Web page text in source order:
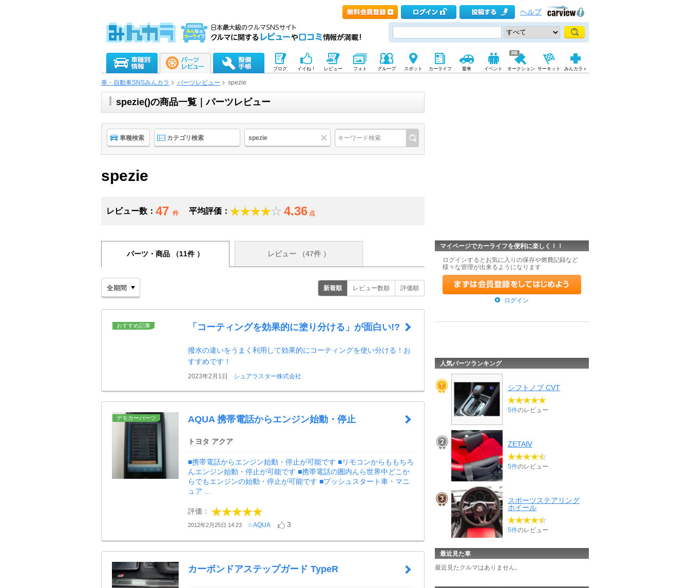
ヘルプ
ブログ イイね！ レビュー フォト グループ スポット カーライフ 愛車 イベント オークション サーキット みんカラ＋
車・自動車SNSみんカラ パーツレビュー spezie
spezie()の商品一覧｜パーツレビュー
車種検索 カテゴリ検索 spezie
spezie
レビュー数： 47 件 平均評価： 4.36 点
パーツ・商品 （11件 ） レビュー （47件 ）
新着順 レビュー数順 評価順
おすすめ記事 「コーティングを効果的に塗り分ける」が面白い!?
撥水の違いをうまく利用して効果的にコーティングを使い分ける！お
すすめです！
2023年2月1日 シュアラスター株式会社
デモカーパーツ AQUA 携帯電話からエンジン始動・停止
トヨタ アクア
■携帯電話からエンジン始動・停止が可能です ■リモコンからももちろ
んエンジン始動・停止が可能です ■携帯電話の圏内んら世界中どこか
らでもエンジンの始動・停止が可能です ■プッシュスタート車・マニ
ュア ...
評価：
2012年2月25日 14:23 ☆AQUA 3
カーボンドアステップガード TypeR
マイページでカーライフを便利に楽しく！！
ログインするとお気に入りの保存や燃費記録など
様々な管理が出来るようになります
ログイン
人気パーツランキング
シフトノブ CVT
5件のレビュー
ZETAⅣ
5件のレビュー
スポーツステアリング
ホイール
5件のレビュー
最近見た車
最近見たクルマはありません。